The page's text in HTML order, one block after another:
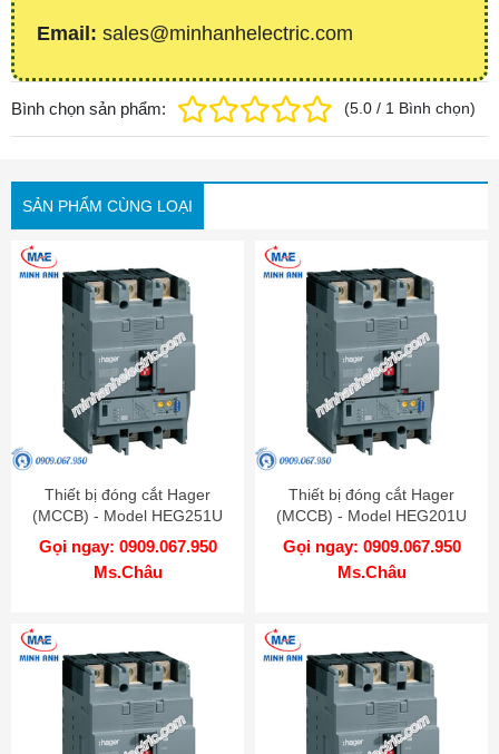
Email: sales@minhanhelectric.com
Bình chọn sản phẩm: (5.0 / 1 Bình chọn)
SẢN PHẨM CÙNG LOẠI
Thiết bị đóng cắt Hager
(MCCB) - Model HEG251U
Gọi ngay: 0909.067.950
Ms.Châu
Thiết bị đóng cắt Hager
(MCCB) - Model HEG201U
Gọi ngay: 0909.067.950
Ms.Châu